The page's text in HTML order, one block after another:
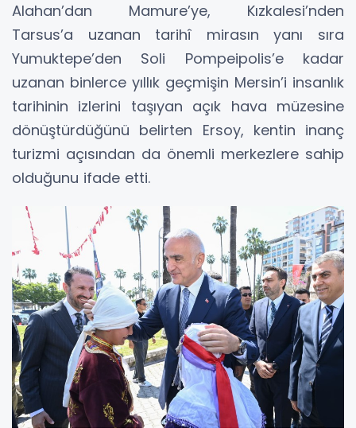
Alahan’dan Mamure’ye, Kızkalesi’nden
Tarsus’a uzanan tarihî mirasın yanı sıra
Yumuktepe’den Soli Pompeipolis’e kadar
uzanan binlerce yıllık geçmişin Mersin’i insanlık
tarihinin izlerini taşıyan açık hava müzesine
dönüştürdüğünü belirten Ersoy, kentin inanç
turizmi açısından da önemli merkezlere sahip
olduğunu ifade etti.